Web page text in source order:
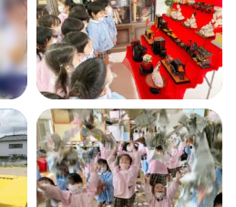
未 就 園 児 教 室
つくしの会
時間 外お預かり
預かり保育